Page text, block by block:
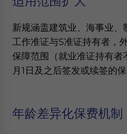
新规涵盖建筑业、海事业、
工作准证与S准证持有者，
保障范围（就业准证持有
月1日及之后签发或续签的
年龄差异化保费机制
- case sensitive